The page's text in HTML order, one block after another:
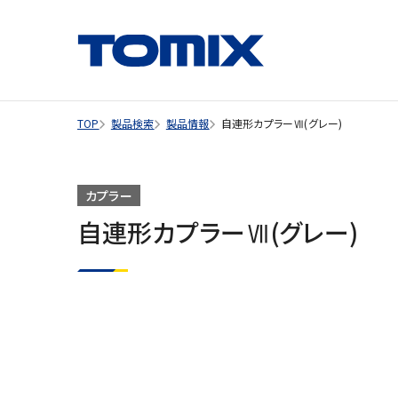
TOP 製品検索 製品情報 自連形カプラーⅦ(グレー)
カプラー
自連形カプラーⅦ(グレー)